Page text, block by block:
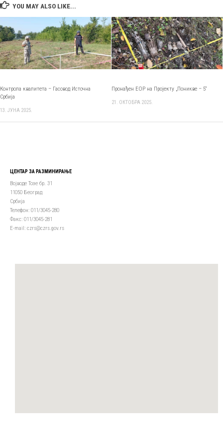
YOU MAY ALSO LIKE...
Контрола квалитета – Гасовод Источна
Србија
13. ЈУНА 2025.
Пронађен ЕОР на Пројекту „Поникве – 5“
21. ОКТОБРА 2025.
ЦЕНТАР ЗА РАЗМИНИРАЊЕ
Војводе Тозе бр. 31
11050 Београд
Србија
Телефон: 011/3045-280
Факс: 011/3045-281
Е-mail: czrs@czrs.gov.rs